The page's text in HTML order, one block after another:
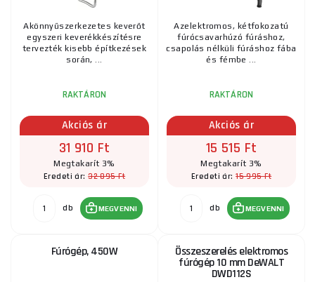
Akönnyűszerkezetes keverőt
egyszeri keverékkészítésre
tervezték kisebb építkezések
során, ...
RAKTÁRON
Akciós ár
31 910 Ft
Megtakarít 3%
Eredeti ár:32 895 Ft
db MEGVENNI
Azelektromos, kétfokozatú
fúrócsavarhúzó fúráshoz,
csapolás nélküli fúráshoz fába
és fémbe ...
RAKTÁRON
Akciós ár
15 515 Ft
Megtakarít 3%
Eredeti ár:15 995 Ft
db MEGVENNI
Fúrógép, 450W Összeszerelés elektromos
fúrógép 10 mm DeWALT
DWD112S